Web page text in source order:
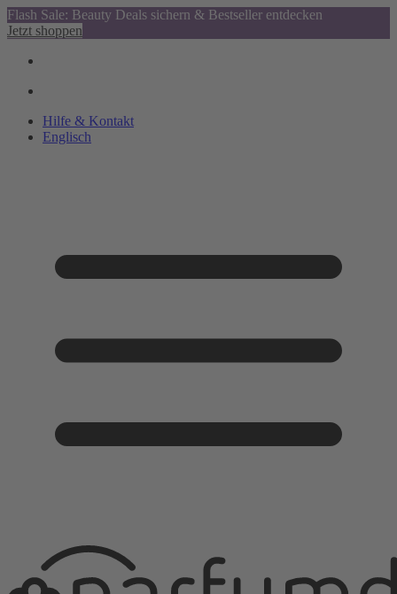
Flash Sale: Beauty Deals sichern & Bestseller entdecken
Jetzt shoppen
Hilfe & Kontakt
Englisch